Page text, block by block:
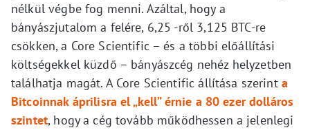
nélkül végbe fog menni. Azáltal, hogy a
bányászjutalom a felére, 6,25 -ről 3,125 BTC-re
csökken, a Core Scientific – és a többi előállítási
költségekkel küzdő – bányászcég nehéz helyzetben
találhatja magát. A Core Scientific állítása szerint a
Bitcoinnak áprilisra el „kell” érnie a 80 ezer dolláros
szintet, hogy a cég tovább működhessen a jelenlegi